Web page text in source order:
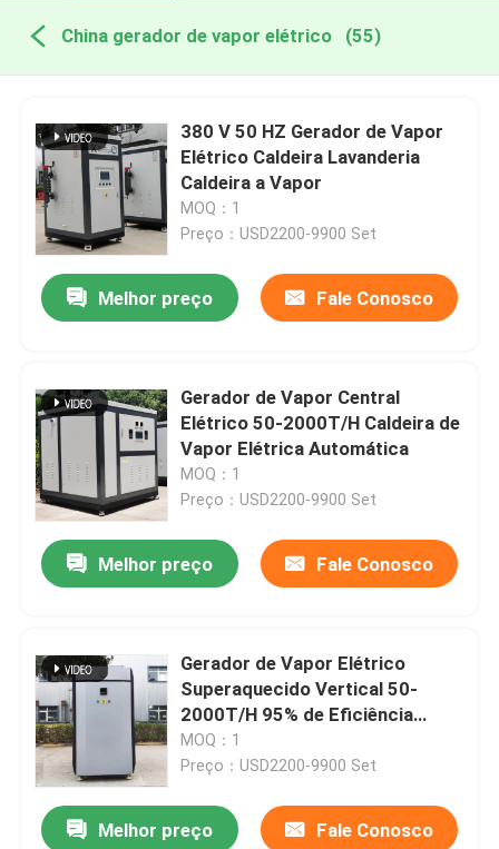
China gerador de vapor elétrico (55)
380 V 50 HZ Gerador de Vapor
Elétrico Caldeira Lavanderia
Caldeira a Vapor
MOQ：1
Preço：USD2200-9900 Set
Melhor preço Fale Conosco
Gerador de Vapor Central
Elétrico 50-2000T/H Caldeira de
Vapor Elétrica Automática
MOQ：1
Preço：USD2200-9900 Set
Melhor preço Fale Conosco
Gerador de Vapor Elétrico
Superaquecido Vertical 50-
2000T/H 95% de Eficiência
Térmica
MOQ：1
Preço：USD2200-9900 Set
Melhor preço Fale Conosco